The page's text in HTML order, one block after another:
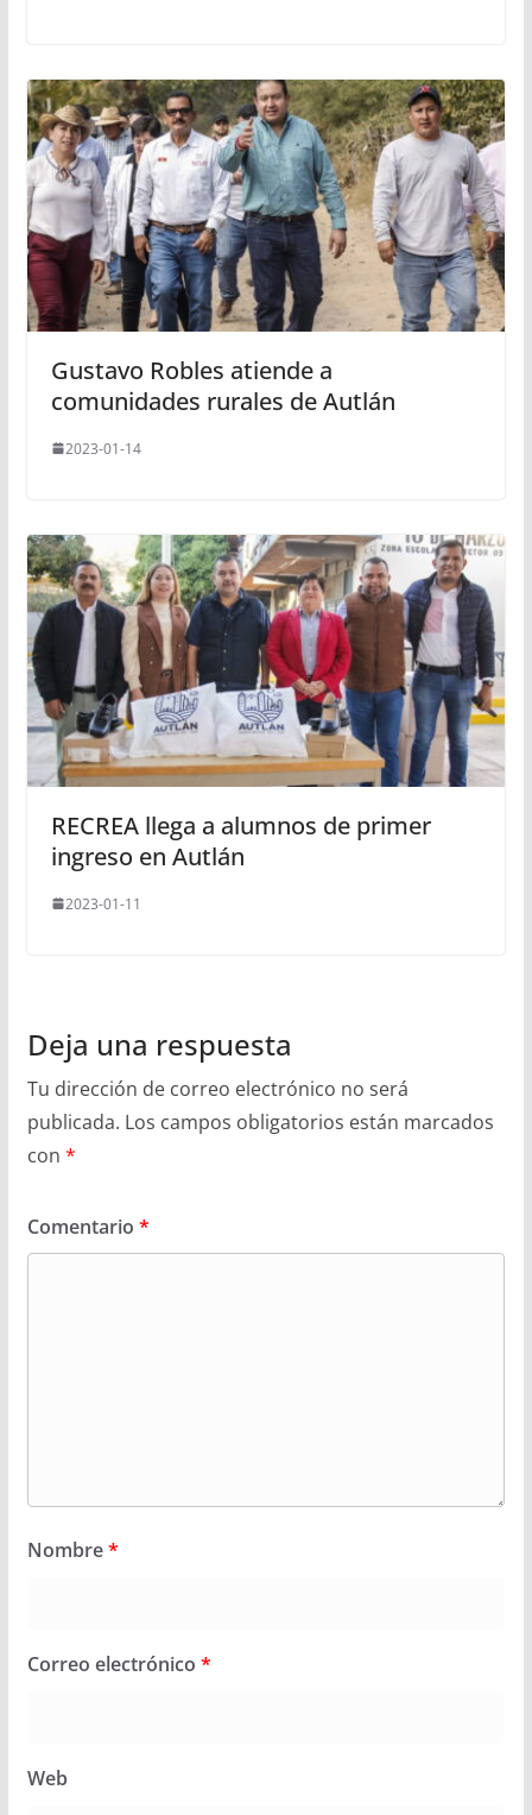
Gustavo Robles atiende a
comunidades rurales de Autlán
2023-01-14
RECREA llega a alumnos de primer
ingreso en Autlán
2023-01-11
Deja una respuesta
Tu dirección de correo electrónico no será
publicada. Los campos obligatorios están marcados
con *
Comentario *
Nombre*
Correo electrónico *
Web